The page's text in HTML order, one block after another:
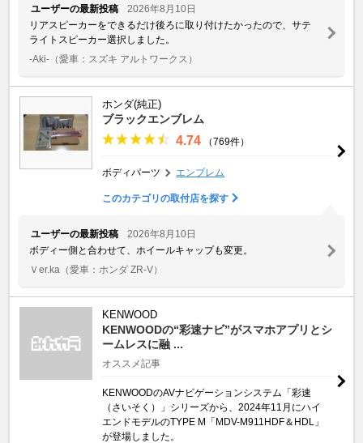
ユーザーの最新投稿
2026年8月10日
リアスピーカーをできるだけ後ろに取り付けたかったので、サテ
ライトスピーカー選択しました。
-Aki- （愛車：スズキ アルトワークス）
ホンダ(純正)
ブラックエンブレム
4.74 （769件）
ボディパーツ エンブレム
このカテゴリの取付店を探す
ユーザーの最新投稿
2026年8月10日
ボディー側と合わせて、ホイールキャップも変更。
Ｖer.ka （愛車：ホンダ ZR-V）
KENWOOD
KENWOODの“彩速ナビ”がスマホアプリとシ
ームレスに融 ...
オススメ記事
KENWOODのAVナビゲーションシステム「彩速
（さいそく）」シリーズから、2024年11月にハイ
エンドモデルのTYPE M「MDV-M911HDF＆HDL」
が登場しました。